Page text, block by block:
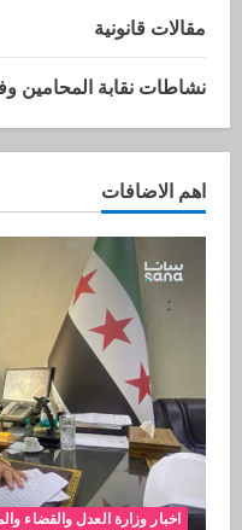
مقالات قانونية
نشاطات نقابة المحامين
اهم الاضافات
اخبار وزارة العدل والقضاء